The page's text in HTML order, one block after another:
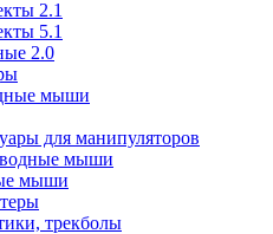
2.1
5.1
2.0
мыши
для манипуляторов
мыши
мыши
трекболы